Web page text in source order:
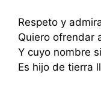
Respeto y
Quiero ofrendar
Y cuyo nombre
Es hijo de tierra